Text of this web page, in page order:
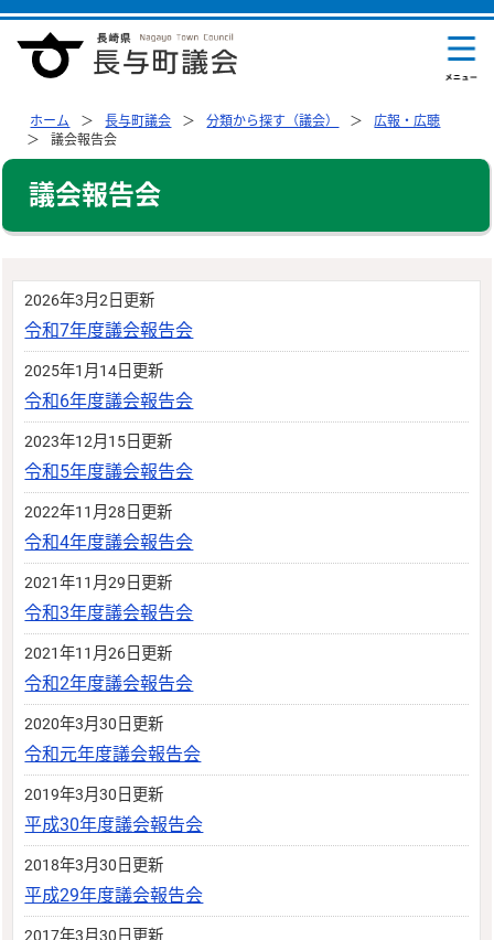
ホーム 長与町議会 分類から探す（議会）
広報・広聴
議会報告会
議会報告会
2026年3月2日更新
令和7年度議会報告会
2025年1月14日更新
令和6年度議会報告会
2023年12月15日更新
令和5年度議会報告会
2022年11月28日更新
令和4年度議会報告会
2021年11月29日更新
令和3年度議会報告会
2021年11月26日更新
令和2年度議会報告会
2020年3月30日更新
令和元年度議会報告会
2019年3月30日更新
平成30年度議会報告会
2018年3月30日更新
平成29年度議会報告会
2017年3月30日更新